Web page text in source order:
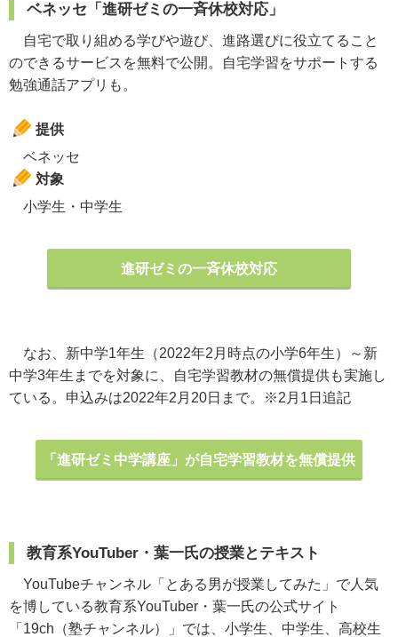
ベネッセ「進研ゼミの一斉休校対応」
自宅で取り組める学びや遊び、進路選びに役立てること
のできるサービスを無料で公開。自宅学習をサポートする
勉強通話アプリも。
提供
ベネッセ
対象
小学生・中学生
進研ゼミの一斉休校対応
なお、新中学1年生（2022年2月時点の小学6年生）～新
中学3年生までを対象に、自宅学習教材の無償提供も実施し
ている。申込みは2022年2月20日まで。※2月1日追記
「進研ゼミ中学講座」が自宅学習教材を無償提供
教育系YouTuber・葉一氏の授業とテキスト
YouTubeチャンネル「とある男が授業してみた」で人気
を博している教育系YouTuber・葉一氏の公式サイト
「19ch（塾チャンネル）」では、小学生、中学生、高校生